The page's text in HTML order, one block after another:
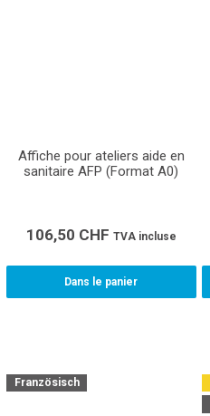
Affiche pour ateliers aide en
sanitaire AFP (Format A0)
106,50 CHF TVA incluse
Dans le panier
Französisch